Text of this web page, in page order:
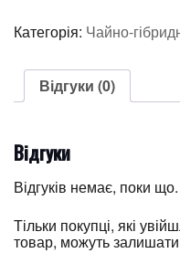
Категорія: Чайно-
Відгуки (0)
Відгуки
Відгуків немає, поки що.
Тільки покупці, які
товар, можуть залишати